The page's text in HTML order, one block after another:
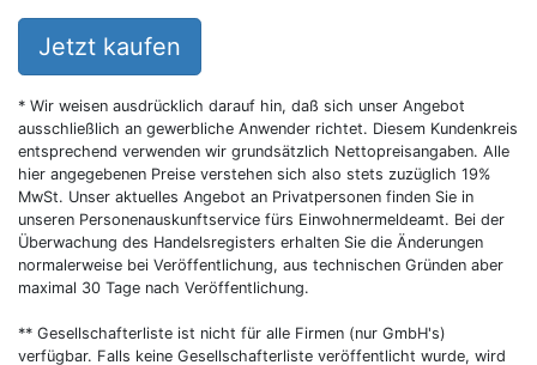
Jetzt kaufen
* Wir weisen ausdrücklich darauf hin, daß sich unser Angebot
ausschließlich an gewerbliche Anwender richtet. Diesem Kundenkreis
entsprechend verwenden wir grundsätzlich Nettopreisangaben. Alle
hier angegebenen Preise verstehen sich also stets zuzüglich 19%
MwSt. Unser aktuelles Angebot an Privatpersonen finden Sie in
unseren Personenauskunftservice fürs Einwohnermeldeamt. Bei der
Überwachung des Handelsregisters erhalten Sie die Änderungen
normalerweise bei Veröffentlichung, aus technischen Gründen aber
maximal 30 Tage nach Veröffentlichung.
** Gesellschafterliste ist nicht für alle Firmen (nur GmbH's)
verfügbar. Falls keine Gesellschafterliste veröffentlicht wurde, wird